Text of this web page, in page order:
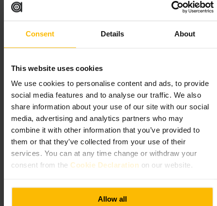
Consent Details About
This website uses cookies
We use cookies to personalise content and ads, to provide
social media features and to analyse our traffic. We also
share information about your use of our site with our social
media, advertising and analytics partners who may
combine it with other information that you’ve provided to
them or that they’ve collected from your use of their
services. You can at any time change or withdraw your
consent from the Cookie Declaration on our website.
Allow all
图片 / Megan's
“高街上的随性早午餐聚点”
适合
肯辛顿早午餐 随性餐厅 # 朋友聚会 商务午餐